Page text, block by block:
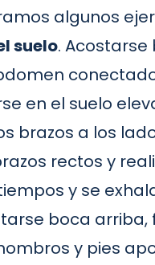
algunos
suelo.
en el suelo
brazos a los
rectos y
y se
boca arriba,
y pies